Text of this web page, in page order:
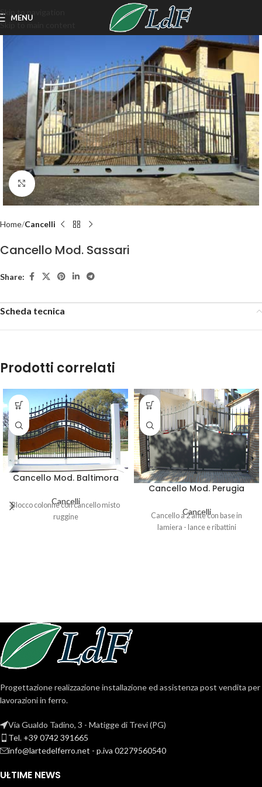
Skip to navigation
Skip to main content
MENU
Click to enlarge
Home Cancelli
Cancello Mod. Sassari
Share:
Scheda tecnica
Prodotti correlati
Cancello Mod. Baltimora
Cancelli
Blocco colonne con cancello misto
ruggine
Cancello Mod. Perugia
Cancelli
Cancello a 2 ante con base in
lamiera - lance e ribattini
Progettazione realizzazione installazione ed assistenza post vendita per
lavorazioni in ferro.
Via Gualdo Tadino, 3 - Matigge di Trevi (PG)
Tel. +39 0742 391665
info@lartedelferro.net - p.iva 02279560540
ULTIME NEWS